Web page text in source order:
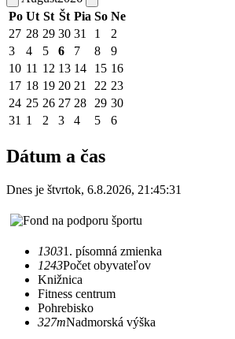
Po Ut St Št Pia So Ne
27 28 29 30 31 1
2
3
4 5 6 7 8
9
10 11 12 13 14 15 16
17 18 19 20 21 22 23
24 25 26 27 28 29 30
31 1 2 3 4 5 6
Dátum a čas
Dnes je štvrtok, 6.8.2026, 21:45:31
13031. písomná zmienka
1243Počet obyvateľov
Knižnica
Fitness centrum
Pohrebisko
327mNadmorská výška